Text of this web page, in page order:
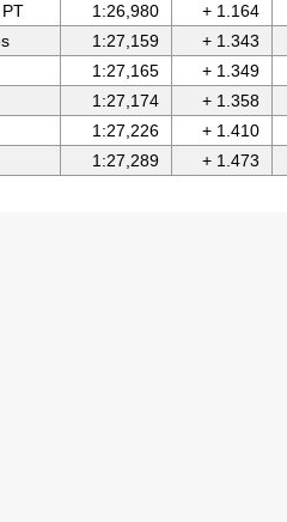
1:26,980 + 1.164
1:27,159 + 1.343
1:27,165 + 1.349
1:27,174 + 1.358
1:27,226 + 1.410
1:27,289 + 1.473